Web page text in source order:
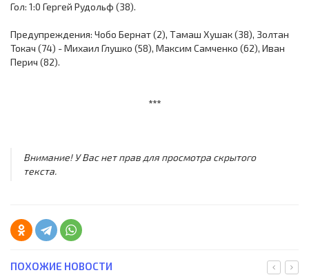
Гол: 1:0 Гергей Рудольф (38).
Предупреждения: Чобо Бернат (2), Тамаш Хушак (38), Золтан
Токач (74) - Михаил Глушко (58), Максим Самченко (62), Иван
Перич (82).
***
Внимание! У Вас нет прав для просмотра скрытого
текста.
ПОХОЖИЕ НОВОСТИ